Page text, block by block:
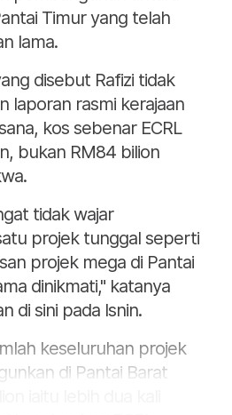
Timur yang telah
lama.
disebut Rafizi tidak
laporan rasmi kerajaan
kos sebenar ECRL
bukan RM84 bilion
tidak wajar
projek tunggal seperti
projek mega di Pantai
dinikmati," katanya
di sini pada Isnin.
keseluruhan projek
di Pantai Barat